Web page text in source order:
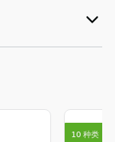
10 种类